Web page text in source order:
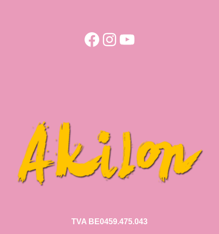
Facebook
Instagram
YouTube
TVA BE0459.475.043